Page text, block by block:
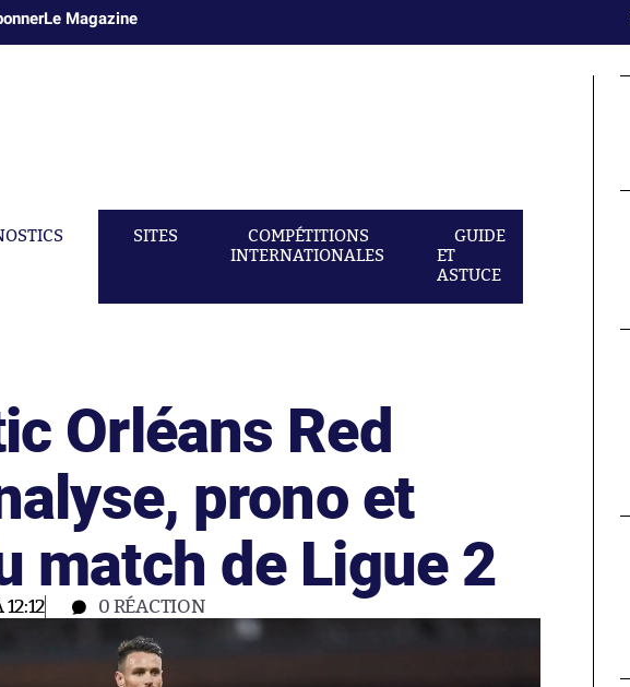
Le Magazine
SITES
COMPÉTITIONS
INTERNATIONALES
GUIDE
ET
ASTUCE
Orléans Red
prono et
match de Ligue 2
12:12 0 RÉACTION